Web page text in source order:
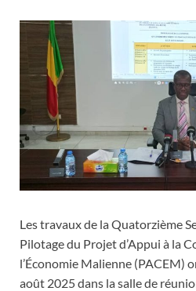
Les travaux de la Quatorzième
Pilotage du Projet d’Appui à la
l’Économie Malienne (PACEM)
août 2025 dans la salle de